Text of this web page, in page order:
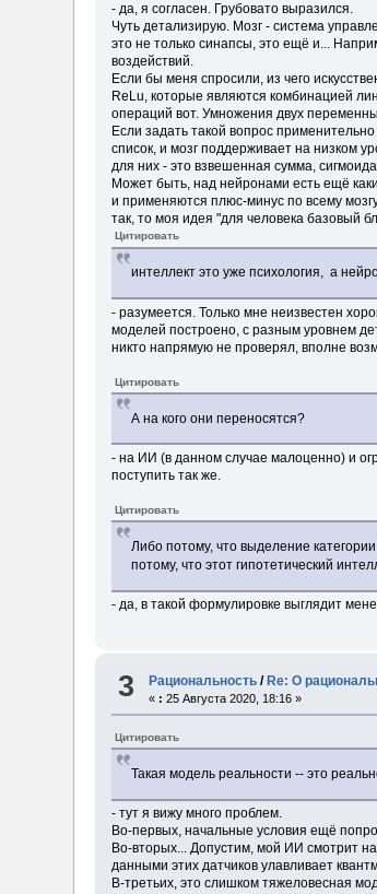
- да, я согласен. Грубовато выразился.
Чуть детализирую. Мозг - система
это не только синапсы, это ещё и...
воздействий.
Если бы меня спросили, из чего
ReLu, которые являются комбинацией
операций вот. Умножения двух
Если задать такой вопрос
список, и мозг поддерживает на низком
для них - это взвешенная сумма,
Может быть, над нейронами есть ещё
и применяются плюс-минус по всему
так, то моя идея "для человека базовый
Цитировать
интеллект это уже психология, а
- разумеется. Только мне неизвестен
моделей построено, с разным уровнем
никто напрямую не проверял, вполне
Цитировать
А на кого они переносятся?
- на ИИ (в данном случае малоценно) и
поступить так же.
Цитировать
Либо потому, что выделение
потому, что этот гипотетический
- да, в такой формулировке выглядит
3 Рациональность / Re: О
« : 25 Августа 2020, 18:16 »
Цитировать
Такая модель реальности -- это
- тут я вижу много проблем.
Во-первых, начальные условия ещё
Во-вторых... Допустим, мой ИИ смотрит
данными этих датчиков улавливает
В-третьих, это слишком тяжеловесная